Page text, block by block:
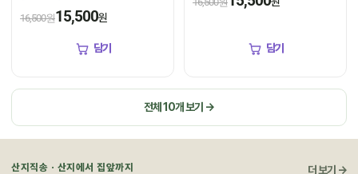
16,500원15,500원
담기 담기
전체 10개 보기 →
산지직송 · 산지에서 집앞까지 더 보기 →